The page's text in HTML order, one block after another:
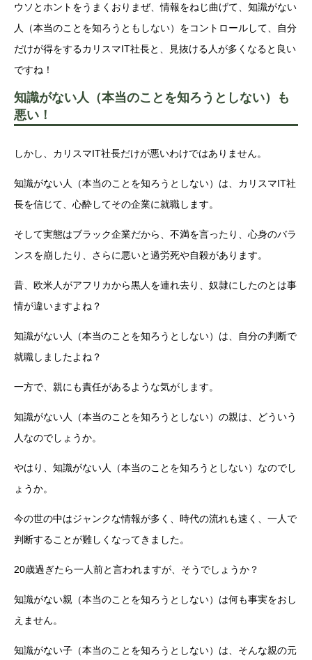
ウソとホントをうまくおりまぜ、情報をねじ曲げて、知識がない
人（本当のことを知ろうともしない）をコントロールして、自分
だけが得をするカリスマIT社長と、見抜ける人が多くなると良い
ですね！
知識がない人（本当のことを知ろうとしない）も
悪い！
しかし、カリスマIT社長だけが悪いわけではありません。
知識がない人（本当のことを知ろうとしない）は、カリスマIT社
長を信じて、心酔してその企業に就職します。
そして実態はブラック企業だから、不満を言ったり、心身のバラ
ンスを崩したり、さらに悪いと過労死や自殺があります。
昔、欧米人がアフリカから黒人を連れ去り、奴隷にしたのとは事
情が違いますよね？
知識がない人（本当のことを知ろうとしない）は、自分の判断で
就職しましたよね？
一方で、親にも責任があるような気がします。
知識がない人（本当のことを知ろうとしない）の親は、どういう
人なのでしょうか。
やはり、知識がない人（本当のことを知ろうとしない）なのでし
ょうか。
今の世の中はジャンクな情報が多く、時代の流れも速く、一人で
判断することが難しくなってきました。
20歳過ぎたら一人前と言われますが、そうでしょうか？
知識がない親（本当のことを知ろうとしない）は何も事実をおし
えません。
知識がない子（本当のことを知ろうとしない）は、そんな親の元